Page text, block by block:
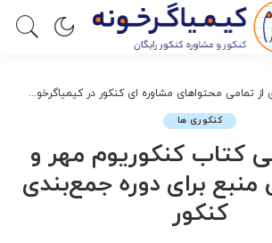
از تمامی محتواهای مشاوره ای کنکور در کیمیاگرخونه
کنکوری ها
کتاب کنکوریوم مهر و
منبع برای دوره جمع‌بندی
کنکور